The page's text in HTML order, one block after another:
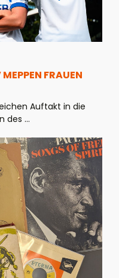
FRAUEN
Auftakt in die
des ...